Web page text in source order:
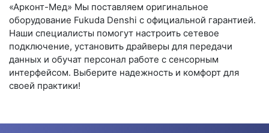
«Арконт-Мед» Мы поставляем оригинальное
оборудование Fukuda Denshi с официальной гарантией.
Наши специалисты помогут настроить сетевое
подключение, установить драйверы для передачи
данных и обучат персонал работе с сенсорным
интерфейсом. Выберите надежность и комфорт для
своей практики!